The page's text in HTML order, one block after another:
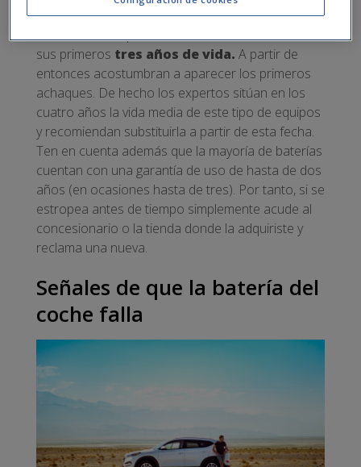
Existe un cierto consenso sobre que una batería
debe funcionar perfectamente, al menos, durante
sus primeros tres años de vida. A partir de
entonces acostumbran a aparecer los primeros
achaques. De hecho los expertos sitúan en los
cuatro años la vida media de este tipo de equipos
y recomiendan substituirla a partir de esta fecha.
Ten en cuenta además que la mayoría de baterías
cuentan con una garantía de uso de hasta de dos
años (en ocasiones hasta de tres). Por tanto, si se
estropea antes de tiempo simplemente acude al
concesionario o la tienda donde la adquiriste y
reclama una nueva.
Señales de que la batería del
coche falla